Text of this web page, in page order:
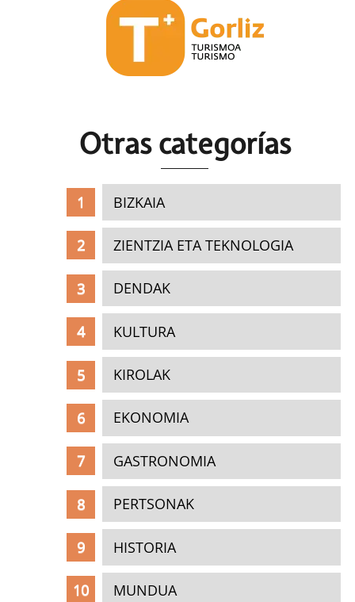
Otras categorías
BIZKAIA
ZIENTZIA ETA TEKNOLOGIA
DENDAK
KULTURA
KIROLAK
EKONOMIA
GASTRONOMIA
PERTSONAK
HISTORIA
MUNDUA